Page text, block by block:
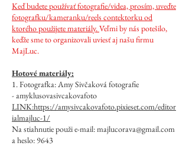
Keď budete používať fotografie/videa, prosím, uveďte
fotografku/kameranku/reels contektorku od
ktorého použijete materiály.Veľmi by nás potešilo,
keďže sme to organizovali uviesť aj našu firmu
MajLuc.
Hotové materiály:
1. Fotografka: Amy Sivčaková fotografie
-amyklusovasivcakovafoto
LINK:https://amysivcakovafoto.pixieset.com/editor
ialmajluc-1/
Na stiahnutie použi e-mail:majlucorava@gmail.com
a heslo: 9643